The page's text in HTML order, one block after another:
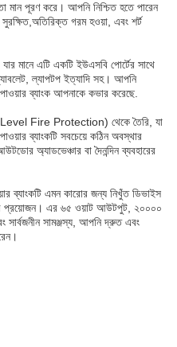
মান পূরণ করে। আপনি নিশ্চিত হতে পারেন
গরম হওয়া, এবং শর্ট
যার মানে এটি একটি ইউএসবি পোর্টের সাথে
ল্যাপটপ ইত্যাদি সহ। আপনি
ব্যাংক আপনাকে কভার করেছে.
Level Fire Protection) থেকে তৈরি, যা
ব্যাংকটি সবচেয়ে কঠিন অবস্থার
অ্যাডভেঞ্চার বা দৈনন্দিন ব্যবহারের
ব্যাংকটি এমন কারোর জন্য নিখুঁত ডিভাইস
প্রয়োজন। এর ৬৫ ওয়াট আউটপুট, ২০০০০
সামঞ্জস্য, আপনি দ্রুত এবং